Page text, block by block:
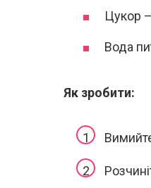
Цукор
Вода
Як зробити: